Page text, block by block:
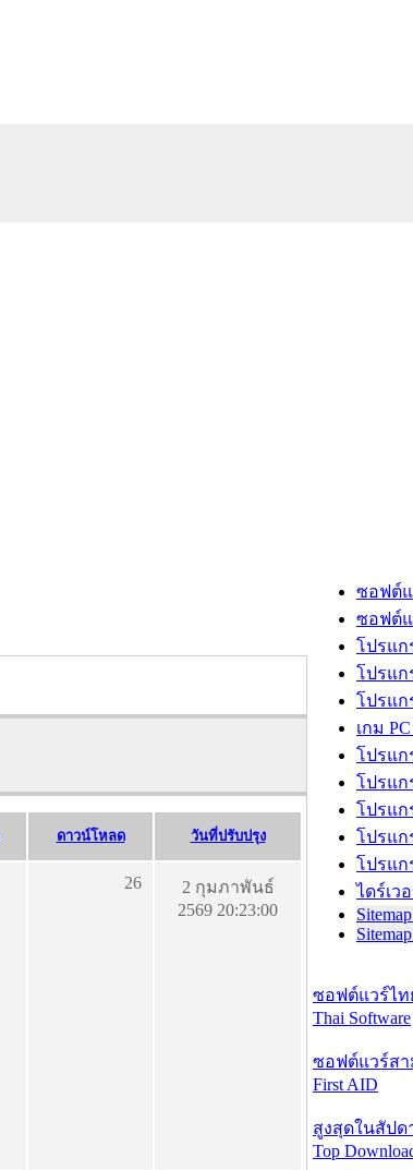
ดาวน์โหลด วันที่ปรับปรุง
26
2 กุมภาพันธ์
2569 20:23:00
ซอฟต์
ซอฟต์
โปรแก
โปรแ
โปรแก
เกม
โปรแก
โปรแก
โปรแก
โปรแ
โปรแ
ไดร์เว
ซอฟต์แวร์ไท
Thai Software
ซอฟต์แวร์ส
First AID
สูงสุดในสัปด
Top